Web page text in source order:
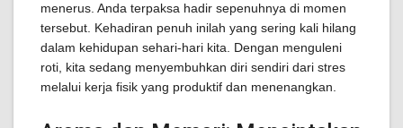
menerus. Anda terpaksa hadir sepenuhnya di momen
tersebut. Kehadiran penuh inilah yang sering kali hilang
dalam kehidupan sehari-hari kita. Dengan menguleni
roti, kita sedang menyembuhkan diri sendiri dari stres
melalui kerja fisik yang produktif dan menenangkan.